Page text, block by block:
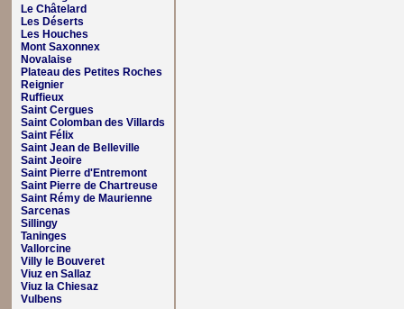
Le Châtelard
Les Déserts
Les Houches
Mont Saxonnex
Novalaise
Plateau des Petites Roches
Reignier
Ruffieux
Saint Cergues
Saint Colomban des Villards
Saint Félix
Saint Jean de Belleville
Saint Jeoire
Saint Pierre d'Entremont
Saint Pierre de Chartreuse
Saint Rémy de Maurienne
Sarcenas
Sillingy
Taninges
Vallorcine
Villy le Bouveret
Viuz en Sallaz
Viuz la Chiesaz
Vulbens